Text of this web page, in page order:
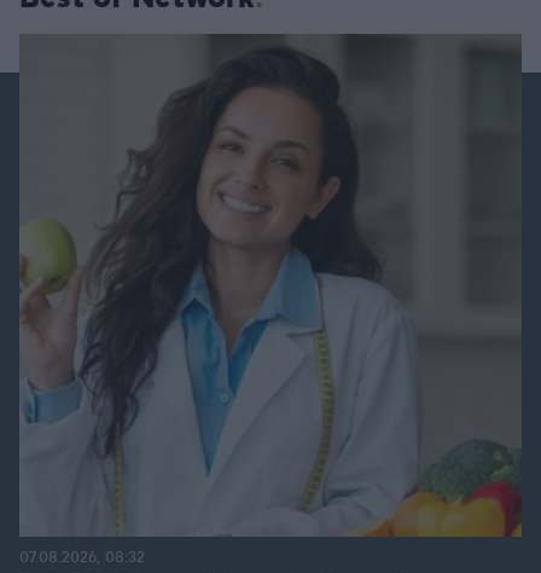
07.08.2026, 08:32